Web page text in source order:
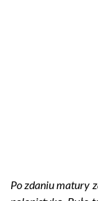
Po zdaniu matury